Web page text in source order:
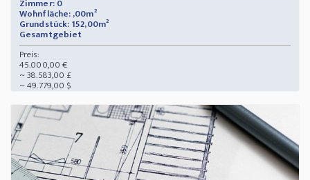
Zimmer: 0
Wohnfläche: ,00m²
Grundstück: 152,00m²
Gesamtgebiet
Preis:
45.000,00 €
~ 38.583,00 £
~ 49.779,00 $